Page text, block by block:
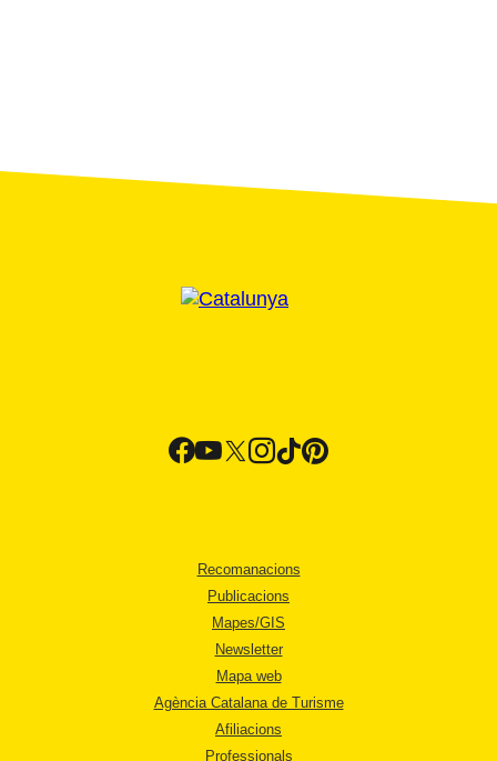
Recomanacions
Publicacions
Mapes/GIS
Newsletter
Mapa web
Agència Catalana de Turisme
Afiliacions
Professionals